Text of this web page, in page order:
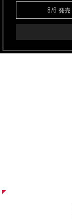
8/6 発売